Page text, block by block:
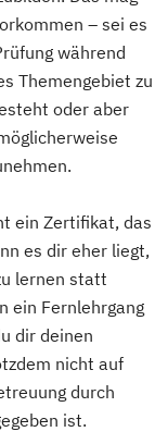
in
/ Breuß
Herne
– sei es
während
Themengebiet zu
oder aber
ein Zertifikat, das
es dir eher liegt,
lernen statt
ein Fernlehrgang
dir deinen
nicht auf
durch
ist.